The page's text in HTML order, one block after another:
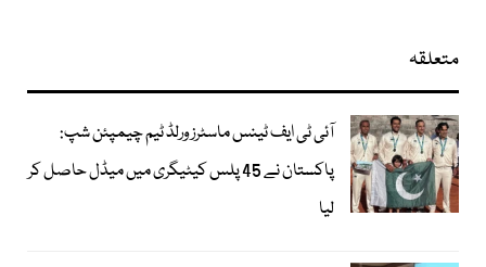
متعلقہ
آئی ٹی ایف ٹینس ماسٹرز ورلڈ ٹیم چیمپئن شپ:
پاکستان نے 45 پلس کیٹیگری میں میڈل حاصل کر
لیا